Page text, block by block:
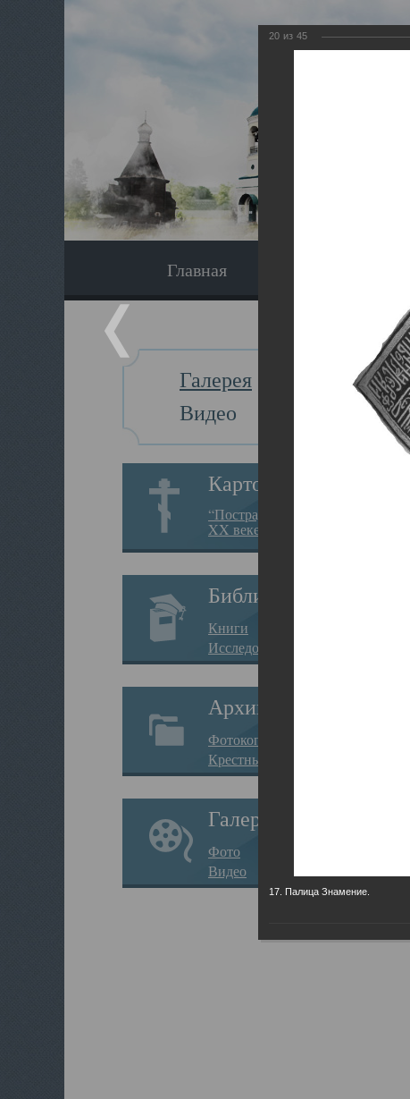
Главная
Галерея
Видео
Картотека
“Пострадавшие за веру в
XX веке на Севере”
Библиотека
Книги
Исследования
Архив
Фотокопии дел
Крестные ходы
Галерея
Фото
Видео
20 из 45
17. Палица Знамение.